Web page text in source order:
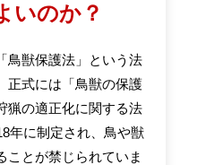
いのか？
鳥獣保護法」という法
正式には「鳥獣の保護
猟の適正化に関する法
年に制定され、鳥や獣
ことが禁じられていま